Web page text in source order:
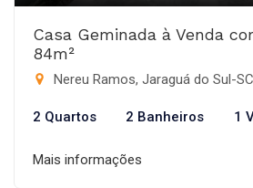
Casa Geminada à Venda
84m²
Nereu Ramos, Jaraguá do Sul-SC
2 Quartos 2 Banheiros 1
Mais informações